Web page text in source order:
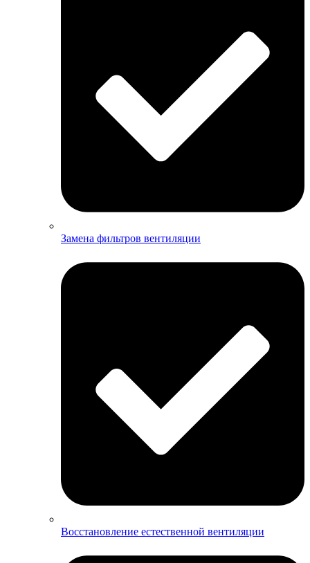
Замена фильтров вентиляции
Восстановление естественной вентиляции